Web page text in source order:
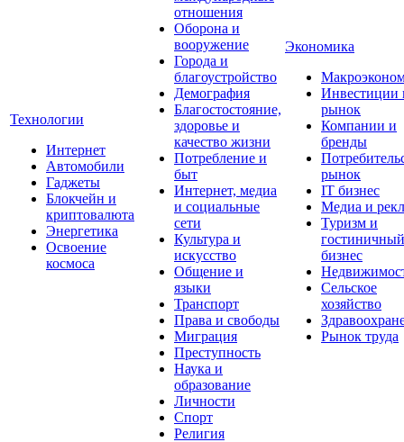
Технологии
Интернет
Автомобили
Гаджеты
Блокчейн и
криптовалюта
Энергетика
Освоение
космоса
отношения
Оборона и
вооружение
Города и
благоустройство
Демография
Благостостояние,
здоровье и
качество жизни
Потребление и
быт
Интернет, медиа
и социальные
сети
Культура и
искусство
Общение и
языки
Транспорт
Права и свободы
Миграция
Преступность
Наука и
образование
Личности
Спорт
Религия
Экономика
Инвестиции
рынок
Компании и
бренды
рынок
IT бизнес
Медиа и
Туризм и
гостиничный
бизнес
Сельское
хозяйство
Рынок труда